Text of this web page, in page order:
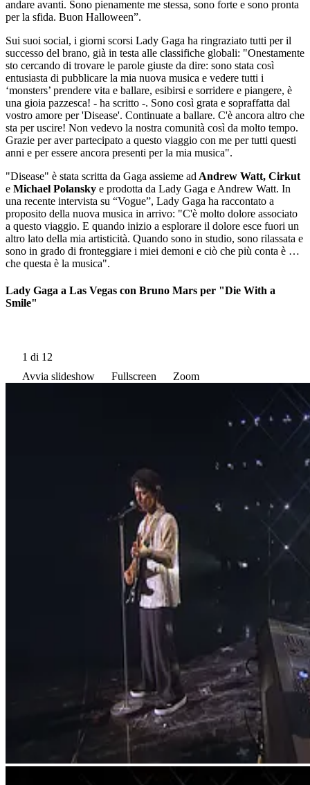
andare avanti. Sono pienamente me stessa, sono forte e sono pronta
per la sfida. Buon Halloween”.
Sui suoi social, i giorni scorsi Lady Gaga ha ringraziato tutti per il
successo del brano, già in testa alle classifiche globali: "Onestamente
sto cercando di trovare le parole giuste da dire: sono stata così
entusiasta di pubblicare la mia nuova musica e vedere tutti i
‘monsters’ prendere vita e ballare, esibirsi e sorridere e piangere, è
una gioia pazzesca! - ha scritto -. Sono così grata e sopraffatta dal
vostro amore per 'Disease'. Continuate a ballare. C'è ancora altro che
sta per uscire! Non vedevo la nostra comunità così da molto tempo.
Grazie per aver partecipato a questo viaggio con me per tutti questi
anni e per essere ancora presenti per la mia musica".
"Disease" è stata scritta da Gaga assieme ad Andrew Watt, Cirkut
e Michael Polansky e prodotta da Lady Gaga e Andrew Watt. In
una recente intervista su “Vogue”, Lady Gaga ha raccontato a
proposito della nuova musica in arrivo: "C'è molto dolore associato
a questo viaggio. E quando inizio a esplorare il dolore esce fuori un
altro lato della mia artisticità. Quando sono in studio, sono rilassata e
sono in grado di fronteggiare i miei demoni e ciò che più conta è …
che questa è la musica".
Lady Gaga a Las Vegas con Bruno Mars per "Die With a
Smile"
1 di 12
Avvia slideshow
Fullscreen Zoom